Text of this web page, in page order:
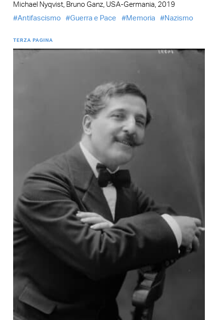
Michael Nyqvist, Bruno Ganz, USA-Germania, 2019
Antifascismo
Guerra e Pace Memoria Nazismo
TERZA PAGINA